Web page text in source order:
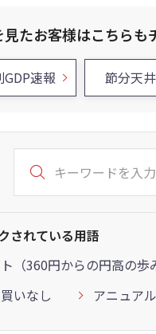
見たお客様はこちらも
速報 節分天
されている用語
（360円からの円高の歩
いなし
アニュア